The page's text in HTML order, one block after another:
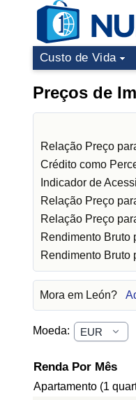
Custo de Vida
Preços de
Relação Preço
Crédito como
Indicador de
Relação Preço
Relação Preço
Rendimento Bruto
Rendimento Bruto
Mora em León?
Moeda:
Renda Por Mês
Apartamento (1